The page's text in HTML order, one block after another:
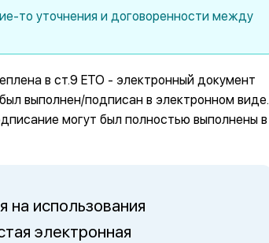
то уточнения и договоренности между
в ст.9 ETO - электронный документ
выполнен/подписан в электронном виде.
могут был полностью выполнены в
использования
электронная